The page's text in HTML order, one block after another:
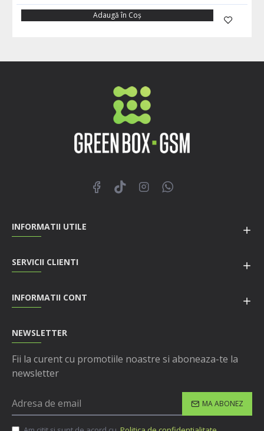
Adaugă în Coş
INFORMATII UTILE
SERVICII CLIENTI
INFORMATII CONT
NEWSLETTER
Fii la curent cu promotiile noastre si aboneaza-te la
newsletter
MA ABONEZ